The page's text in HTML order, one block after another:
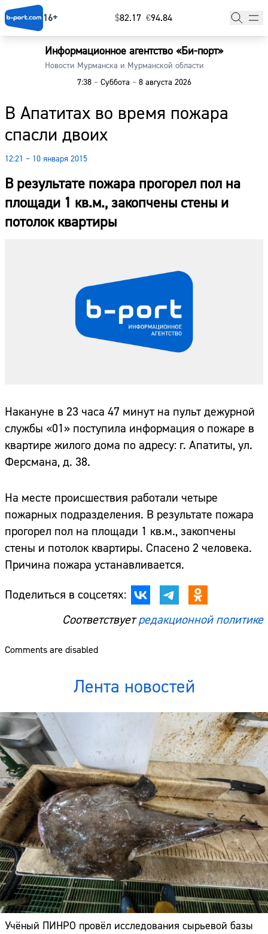
16+ $⁠82.17 €⁠94.84
Информационное агентство «Би-порт»
Новости Мурманска и Мурманской области
7:38 –Суббота –8 августа 2026
В Апатитах во время пожара
спасли двоих
12:21 – 10 января 2015
В результате пожара прогорел пол на
площади 1 кв.м., закопчены стены и
потолок квартиры
Накануне в 23 часа 47 минут на пульт дежурной
службы «01» поступила информация о пожаре в
квартире жилого дома по адресу: г. Апатиты, ул.
Ферсмана, д. 38.
На месте происшествия работали четыре
пожарных подразделения. В результате пожара
прогорел пол на площади 1 кв.м., закопчены
стены и потолок квартиры. Спасено 2 человека.
Причина пожара устанавливается.
Поделиться в соцсетях:
Соответствуетредакционной политике
Comments are disabled
Лента новостей
Учёный ПИНРО провёл исследования сырьевой базы
Главная
Наши гости
Фоторепортажи
Погода
Курсы валют